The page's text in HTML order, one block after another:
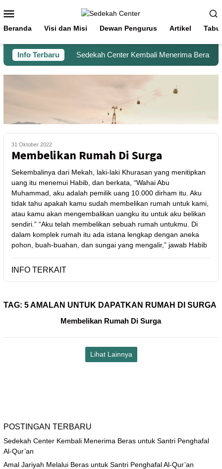
Beranda Visi dan Misi Dewan Pengurus Artikel
Info Terbaru Sedekah Center Kembali Menerima Beras
31 Oktober 2022
Membelikan Rumah Di Surga
Sekembalinya dari Mekah, laki-laki Khurasan yang menitipkan
uang itu menemui Habib, dan berkata, “Wahai Abu
Muhammad, aku adalah pemilik uang 10.000 dirham itu. Aku
tidak tahu apakah kamu sudah membelikan rumah untuk kami,
atau kamu akan mengembalikan uangku itu untuk aku belikan
sendiri.” “Aku telah membelikan sebuah rumah untukmu. Di
dalam komplek rumah itu ada istana lengkap dengan aneka
pohon, buah-buahan, dan sungai yang mengalir,” jawab Habib
INFO TERKAIT
TAG: 5 AMALAN UNTUK DAPATKAN RUMAH DI SURGA
Membelikan Rumah Di Surga
Lihat Lainnya
POSTINGAN TERBARU
Sedekah Center Kembali Menerima Beras untuk Santri Penghafal
Al-Qur’an
Amal Jariyah Melalui Beras untuk Santri Penghafal Al-Qur’an